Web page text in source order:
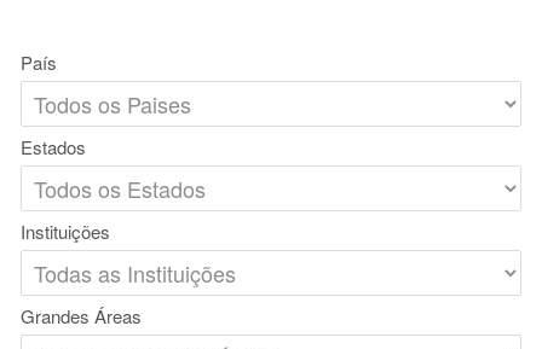
País
Estados
Instituições
Grandes Áreas